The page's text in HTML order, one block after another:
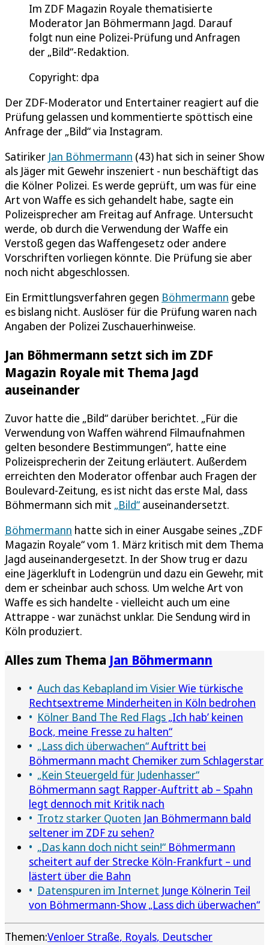
Im ZDF Magazin Royale thematisierte
Moderator Jan Böhmermann Jagd. Darauf
folgt nun eine Polizei-Prüfung und Anfragen
der „Bild“-Redaktion.
Copyright: dpa
Der ZDF-Moderator und Entertainer reagiert auf die
Prüfung gelassen und kommentierte spöttisch eine
Anfrage der „Bild“ via Instagram.
Satiriker Jan Böhmermann (43) hat sich in seiner Show
als Jäger mit Gewehr inszeniert - nun beschäftigt das
die Kölner Polizei. Es werde geprüft, um was für eine
Art von Waffe es sich gehandelt habe, sagte ein
Polizeisprecher am Freitag auf Anfrage. Untersucht
werde, ob durch die Verwendung der Waffe ein
Verstoß gegen das Waffengesetz oder andere
Vorschriften vorliegen könnte. Die Prüfung sie aber
noch nicht abgeschlossen.
Ein Ermittlungsverfahren gegen Böhmermann gebe
es bislang nicht. Auslöser für die Prüfung waren nach
Angaben der Polizei Zuschauerhinweise.
Jan Böhmermann setzt sich im ZDF
Magazin Royale mit Thema Jagd
auseinander
Zuvor hatte die „Bild“ darüber berichtet. „Für die
Verwendung von Waffen während Filmaufnahmen
gelten besondere Bestimmungen“, hatte eine
Polizeisprecherin der Zeitung erläutert. Außerdem
erreichten den Moderator offenbar auch Fragen der
Boulevard-Zeitung, es ist nicht das erste Mal, dass
Böhmermann sich mit „Bild“ auseinandersetzt.
Böhmermann hatte sich in einer Ausgabe seines „ZDF
Magazin Royale“ vom 1. März kritisch mit dem Thema
Jagd auseinandergesetzt. In der Show trug er dazu
eine Jägerkluft in Lodengrün und dazu ein Gewehr, mit
dem er scheinbar auch schoss. Um welche Art von
Waffe es sich handelte - vielleicht auch um eine
Attrappe - war zunächst unklar. Die Sendung wird in
Köln produziert.
Alles zum Thema Jan Böhmermann
Auch das Kebapland im VisierWie türkische
Rechtsextreme Minderheiten in Köln bedrohen
Kölner Band The Red Flags „Ich hab’ keinen
Bock, meine Fresse zu halten“
„Lass dich überwachen“Auftritt bei
Böhmermann macht Chemiker zum Schlagerstar
„Kein Steuergeld für Judenhasser“
Böhmermann sagt Rapper-Auftritt ab – Spahn
legt dennoch mit Kritik nach
Trotz starker Quoten Jan Böhmermann bald
seltener im ZDF zu sehen?
„Das kann doch nicht sein!“ Böhmermann
scheitert auf der Strecke Köln-Frankfurt – und
lästert über die Bahn
Datenspuren im Internet Junge Kölnerin Teil
von Böhmermann-Show „Lass dich überwachen“
Themen:Venloer Straße Royals Deutscher